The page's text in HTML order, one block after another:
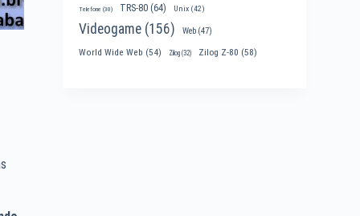
Telefone (30) TRS-80 (64) Unix (42)
Videogame (156) Web (47)
World Wide Web (54) Zilog (32) Zilog Z-80 (58)